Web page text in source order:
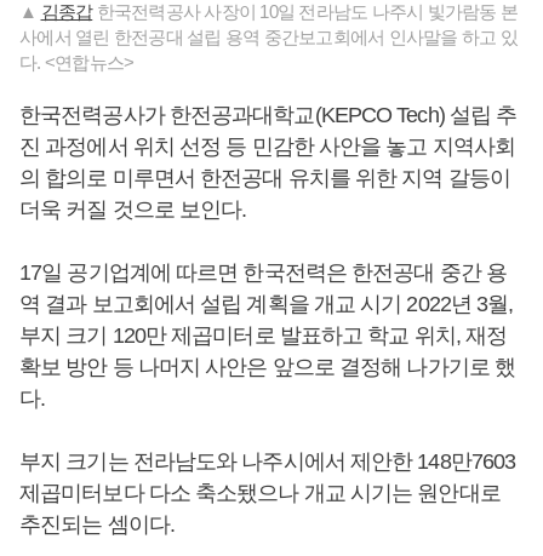
▲ 김종갑한국전력공사 사장이 10일 전라남도 나주시 빛가람동 본
사에서 열린 한전공대 설립 용역 중간보고회에서 인사말을 하고 있
다. <연합뉴스>
한국전력공사가 한전공과대학교(KEPCO Tech) 설립 추
진 과정에서 위치 선정 등 민감한 사안을 놓고 지역사회
의 합의로 미루면서 한전공대 유치를 위한 지역 갈등이
더욱 커질 것으로 보인다.
17일 공기업계에 따르면 한국전력은 한전공대 중간 용
역 결과 보고회에서 설립 계획을 개교 시기 2022년 3월,
부지 크기 120만 제곱미터로 발표하고 학교 위치, 재정
확보 방안 등 나머지 사안은 앞으로 결정해 나가기로 했
다.
부지 크기는 전라남도와 나주시에서 제안한 148만7603
제곱미터보다 다소 축소됐으나 개교 시기는 원안대로
추진되는 셈이다.